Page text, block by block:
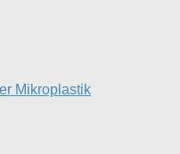
Mikroplastik